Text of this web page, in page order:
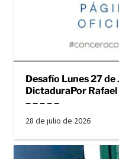
Desafío Lunes 27
DictaduraPor Rafael
– – – – –
28 de julio de 2026